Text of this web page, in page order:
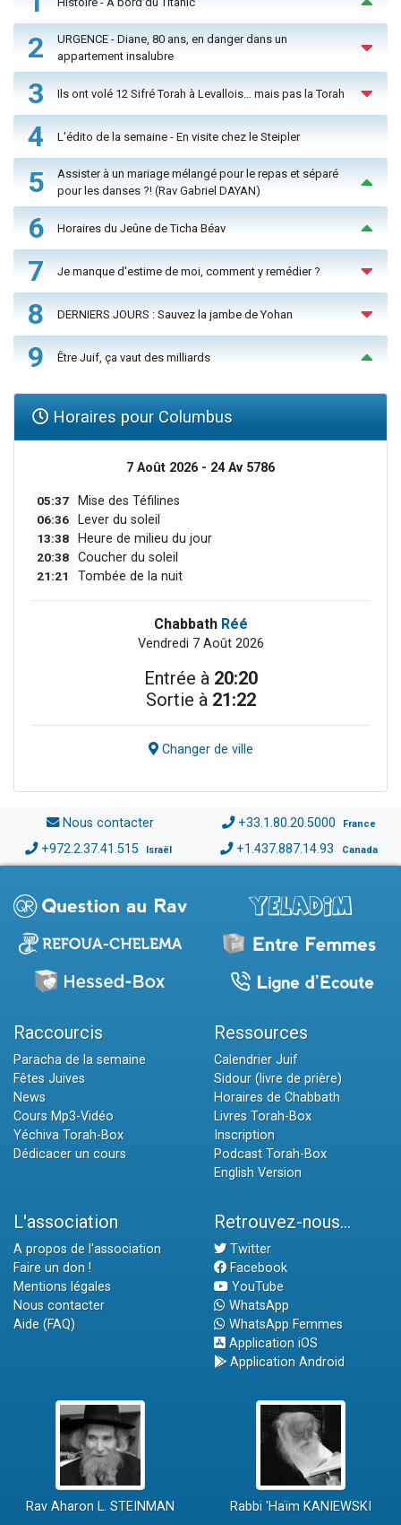
2
URGENCE - Diane, 80 ans, en danger dans un
appartement insalubre
3 Ils ont volé 12 Sifré Torah à Levallois… mais pas la Torah
4 L'édito de la semaine - En visite chez le Steipler
5
Assister à un mariage mélangé pour le repas et séparé
pour les danses ?! (Rav Gabriel DAYAN)
6 Horaires du Jeûne de Ticha Béav
7 Je manque d'estime de moi, comment y remédier ?
8 DERNIERS JOURS : Sauvez la jambe de Yohan
9 Être Juif, ça vaut des milliards
Horaires pour Columbus
7 Août 2026 - 24 Av 5786
05:37 Mise des Téfilines
06:36 Lever du soleil
13:38 Heure de milieu du jour
20:38 Coucher du soleil
21:21 Tombée de la nuit
Chabbath Réé
Vendredi 7 Août 2026
Entrée à 20:20
Sortie à 21:22
Changer de ville
Nous contacter +33.1.80.20.5000 France
+972.2.37.41.515 Israël +1.437.887.14.93 Canada
Raccourcis
Paracha de la semaine
Fêtes Juives
News
Cours Mp3-Vidéo
Yéchiva Torah-Box
Dédicacer un cours
Ressources
Calendrier Juif
Sidour (livre de prière)
Horaires de Chabbath
Livres Torah-Box
Inscription
Podcast Torah-Box
English Version
L'association
A propos de l'association
Faire un don !
Mentions légales
Nous contacter
Aide (FAQ)
Retrouvez-nous...
Twitter
Facebook
YouTube
WhatsApp
WhatsApp Femmes
Application iOS
Application Android
Rav Aharon L. STEINMAN Rabbi 'Haïm KANIEWSKI